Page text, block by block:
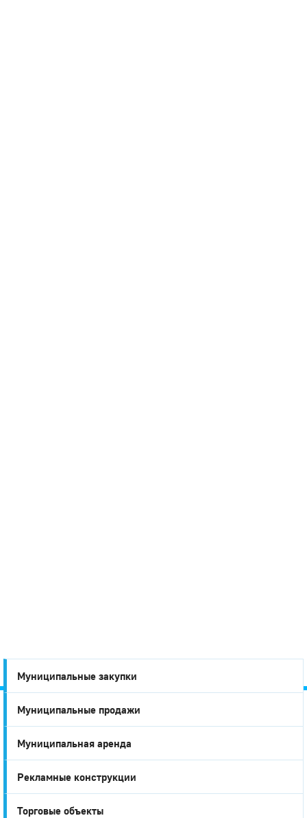
Город
Глазов
Муниципальные закупки
Муниципальные продажи
Муниципальная аренда
Рекламные конструкции
Торговые объекты